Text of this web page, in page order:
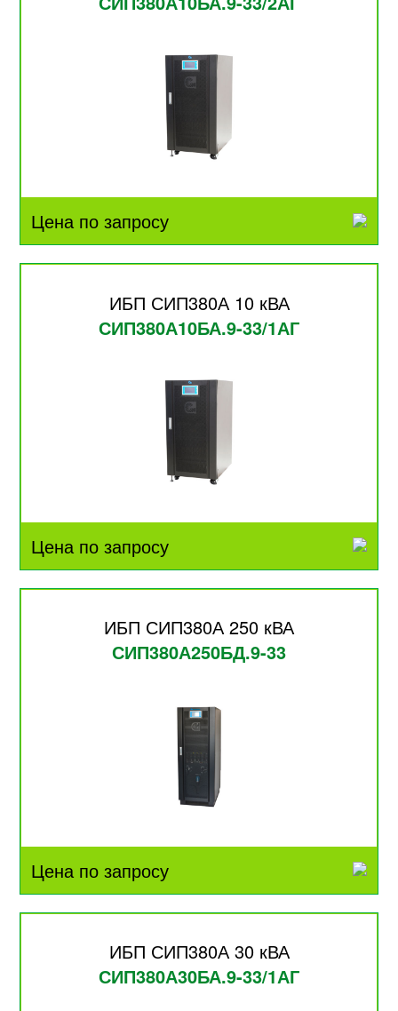
Цена по запросу
ИБП СИП380А 10 кВА
СИП380А10БА.9-33/1АГ
Цена по запросу
ИБП СИП380А 250 кВА
СИП380А250БД.9-33
Цена по запросу
ИБП СИП380А 30 кВА
СИП380А30БА.9-33/1АГ